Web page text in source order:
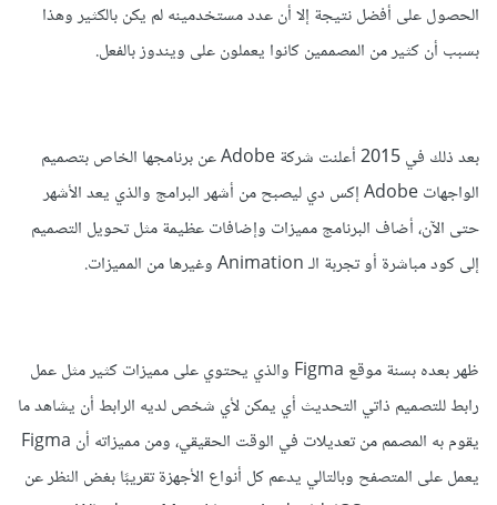
الحصول على أفضل نتيجة إلا أن عدد مستخدمينه لم يكن بالكثير وهذا
بسبب أن كثير من المصممين كانوا يعملون على ويندوز بالفعل.
بعد ذلك في 2015 أعلنت شركة Adobe عن برنامجها الخاص بتصميم
الواجهات Adobe إكس دي ليصبح من أشهر البرامج والذي يعد الأشهر
حتى الآن، أضاف البرنامج مميزات وإضافات عظيمة مثل تحويل التصميم
إلى كود مباشرة أو تجربة الـ Animation وغيرها من المميزات.
ظهر بعده بسنة موقع Figma والذي يحتوي على مميزات كثير مثل عمل
رابط للتصميم ذاتي التحديث أي يمكن لأي شخص لديه الرابط أن يشاهد ما
يقوم به المصمم من تعديلات في الوقت الحقيقي، ومن مميزاته أن Figma
يعمل على المتصفح وبالتالي يدعم كل أنواع الأجهزة تقريبًا بغض النظر عن